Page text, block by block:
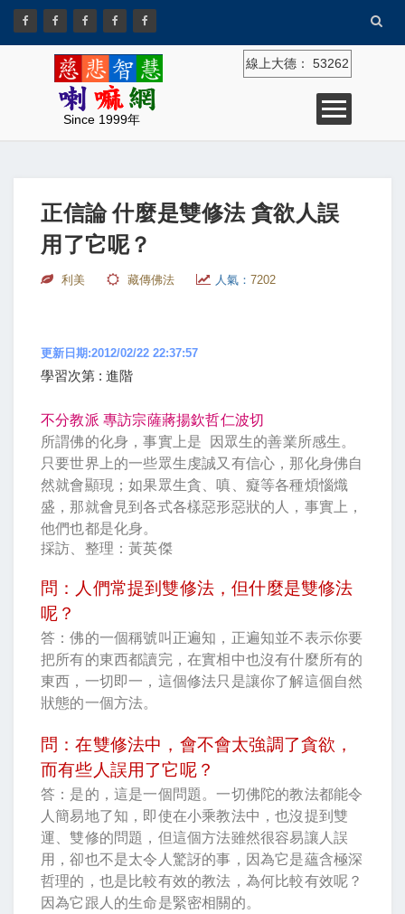
Since 1999年
線上大德： 53262
正信論 什麼是雙修法 貪欲人誤
用了它呢？
利美 藏傳佛法 人氣： 7202
更新日期:2012/02/22 22:37:57
學習次第 : 進階
不分教派 專訪宗薩蔣揚欽哲仁波切
所謂佛的化身，事實上是
因眾生的善業所感生。
只要世界上的一些眾生虔誠又有信心，那化身佛自
然就會顯現；如果眾生貪、嗔、癡等各種煩惱熾
盛，那就會見到各式各樣惡形惡狀的人，事實上，
他們也都是化身。
採訪、整理：黃英傑
問：人們常提到雙修法，但什麼是雙修法
呢？
答：佛的一個稱號叫正遍知，正遍知並不表示你要
把所有的東西都讀完，在實相中也沒有什麼所有的
東西，一切即一，這個修法只是讓你了解這個自然
狀態的一個方法。
問：在雙修法中，會不會太強調了貪欲，
而有些人誤用了它呢？
答：是的，這是一個問題。一切佛陀的教法都能令
人簡易地了知，即使在小乘教法中，也沒提到雙
運、雙修的問題，但這個方法雖然很容易讓人誤
用，卻也不是太令人驚訝的事，因為它是蘊含極深
哲理的，也是比較有效的教法，為何比較有效呢？
因為它跟人的生命是緊密相關的。